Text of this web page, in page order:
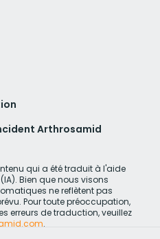
Arthrosamid
qui a été traduit à l'aide
Bien que nous visons
ne reflètent pas
Pour toute préoccupation,
erreurs de traduction, veuillez
.